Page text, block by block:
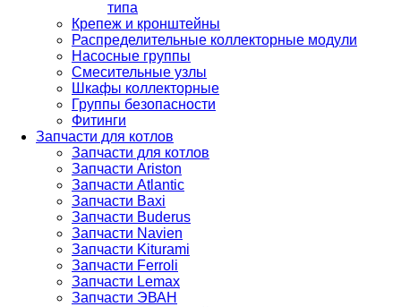
типа
Крепеж и кронштейны
Распределительные коллекторные модули
Насосные группы
Смесительные узлы
Шкафы коллекторные
Группы безопасности
Фитинги
Запчасти для котлов
Запчасти для котлов
Запчасти Ariston
Запчасти Atlantic
Запчасти Baxi
Запчасти Buderus
Запчасти Navien
Запчасти Kiturami
Запчасти Ferroli
Запчасти Lemax
Запчасти ЭВАН